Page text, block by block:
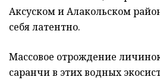
Аксуском и Алакольском
себя латентно.
Массовое отрождение
саранчи в этих водных